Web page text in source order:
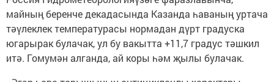
майның беренче декадасында Казанда һаваның уртача
тәүлеклек температурасы нормадан дүрт градуска
югарырак булачак, ул бу вакытта +11,7 градус тәшкил
итә. Гомумән алганда, ай коры һәм җылы булачак.